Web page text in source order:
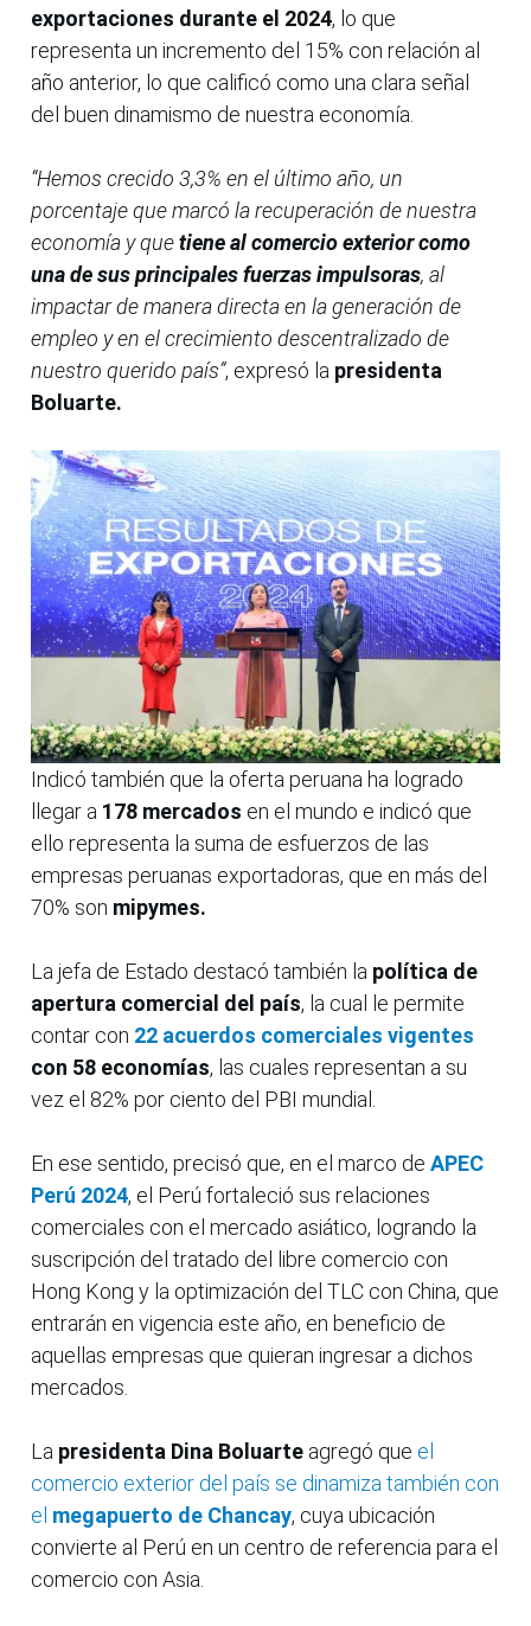
exportaciones durante el 2024, lo que
representa un incremento del 15% con relación al
año anterior, lo que calificó como una clara señal
del buen dinamismo de nuestra economía.
“Hemos crecido 3,3% en el último año, un
porcentaje que marcó la recuperación de nuestra
economía y quetiene al comercio exterior como
una de sus principales fuerzas impulsoras, al
impactar de manera directa en la generación de
empleo y en el crecimiento descentralizado de
nuestro querido país”, expresó la presidenta
Boluarte.
Indicó también que la oferta peruana ha logrado
llegar a 178 mercados en el mundo e indicó que
ello representa la suma de esfuerzos de las
empresas peruanas exportadoras, que en más del
70% son mipymes.
La jefa de Estado destacó también la política de
apertura comercial del país, la cual le permite
contar con 22 acuerdos comerciales vigentes
con 58 economías, las cuales representan a su
vez el 82% por ciento del PBI mundial.
En ese sentido, precisó que, en el marco de APEC
Perú 2024, el Perú fortaleció sus relaciones
comerciales con el mercado asiático, logrando la
suscripción del tratado del libre comercio con
Hong Kong y la optimización del TLC con China, que
entrarán en vigencia este año, en beneficio de
aquellas empresas que quieran ingresar a dichos
mercados.
La presidenta Dina Boluarte agregó que el
comercio exterior del país se dinamiza también con
el megapuerto de Chancay, cuya ubicación
convierte al Perú en un centro de referencia para el
comercio con Asia.